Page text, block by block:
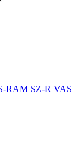
RAM SZ-R VAS